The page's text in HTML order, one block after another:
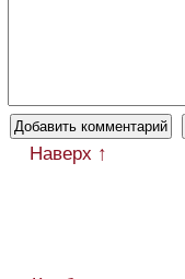
Наверх ↑